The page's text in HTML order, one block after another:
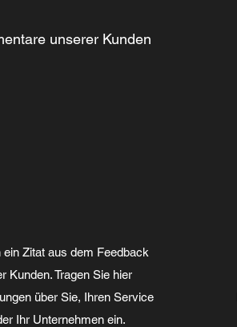
unserer Kunden
ein Zitat aus dem Feedback
Kunden. Tragen Sie hier
über Sie, Ihren Service
Ihr Unternehmen ein.